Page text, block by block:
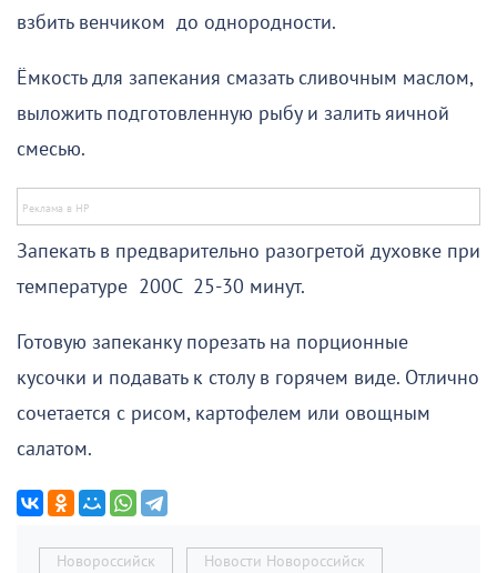
взбить венчиком до однородности.
Ёмкость для запекания смазать сливочным маслом,
выложить подготовленную рыбу и залить яичной
смесью.
Запекать в предварительно разогретой духовке при
температуре 200С 25-30 минут.
Готовую запеканку порезать на порционные
кусочки и подавать к столу в горячем виде. Отлично
сочетается с рисом, картофелем или овощным
салатом.
Новороссийск Новости Новороссийск